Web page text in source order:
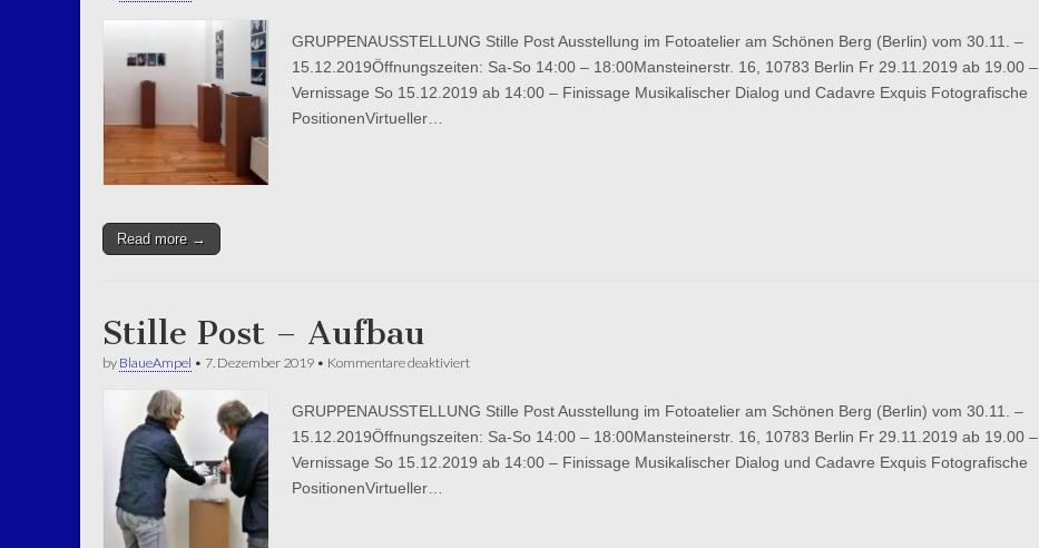
–
Virtueller
GRUPPENAUSSTELLUNG Stille Post Ausstellung im Fotoatelier am Schönen Berg (Berlin) vom 30.11. –
15.12.2019Öffnungszeiten: Sa-So 14:00 – 18:00Mansteinerstr. 16, 10783 Berlin Fr 29.11.2019 ab 19.00 –
Vernissage So 15.12.2019 ab 14:00 – Finissage Musikalischer Dialog und Cadavre Exquis Fotografische
PositionenVirtueller…
Read more →
Stille Post – Aufbau
by BlaueAmpel • 7. Dezember 2019 • Kommentare deaktiviertfür
–
Aufbau
GRUPPENAUSSTELLUNG Stille Post Ausstellung im Fotoatelier am Schönen Berg (Berlin) vom 30.11. –
15.12.2019Öffnungszeiten: Sa-So 14:00 – 18:00Mansteinerstr. 16, 10783 Berlin Fr 29.11.2019 ab 19.00 –
Vernissage So 15.12.2019 ab 14:00 – Finissage Musikalischer Dialog und Cadavre Exquis Fotografische
PositionenVirtueller…